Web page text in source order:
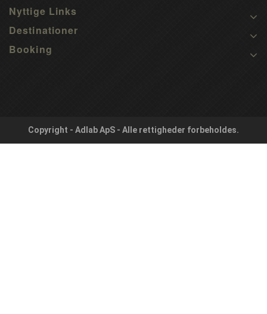
Nyttige Links
Destinationer
Booking
Copyright - Adlab ApS - Alle rettigheder forbeholdes.